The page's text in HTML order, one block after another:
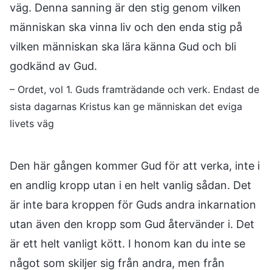
väg. Denna sanning är den stig genom vilken
människan ska vinna liv och den enda stig på
vilken människan ska lära känna Gud och bli
godkänd av Gud.
– Ordet, vol 1. Guds framträdande och verk. Endast de
sista dagarnas Kristus kan ge människan det eviga
livets väg
Den här gången kommer Gud för att verka, inte i
en andlig kropp utan i en helt vanlig sådan. Det
är inte bara kroppen för Guds andra inkarnation
utan även den kropp som Gud återvänder i. Det
är ett helt vanligt kött. I honom kan du inte se
något som skiljer sig från andra, men från